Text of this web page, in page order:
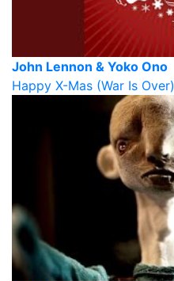
John Lennon & Yoko Ono
Happy X-Mas (War Is Over)